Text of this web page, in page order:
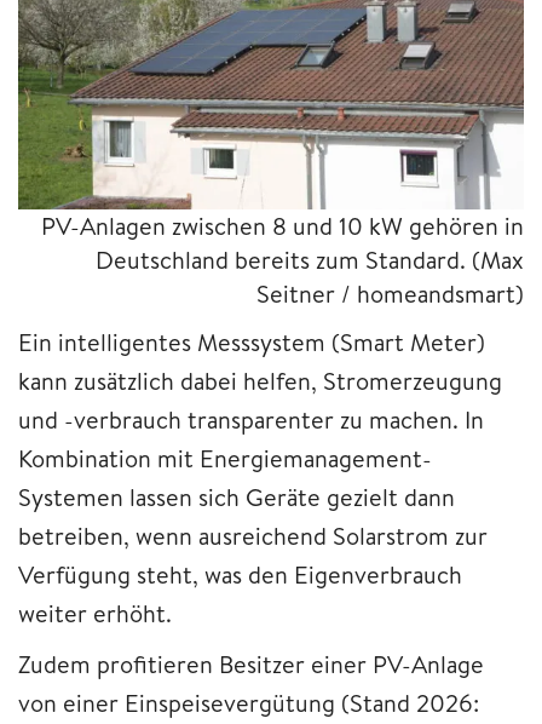
PV-Anlagen zwischen 8 und 10 kW gehören in
Deutschland bereits zum Standard. (Max
Seitner / homeandsmart)
Ein intelligentes Messsystem (Smart Meter)
kann zusätzlich dabei helfen, Stromerzeugung
und -verbrauch transparenter zu machen. In
Kombination mit Energiemanagement-
Systemen lassen sich Geräte gezielt dann
betreiben, wenn ausreichend Solarstrom zur
Verfügung steht, was den Eigenverbrauch
weiter erhöht.
Zudem profitieren Besitzer einer PV-Anlage
von einer Einspeisevergütung (Stand 2026: